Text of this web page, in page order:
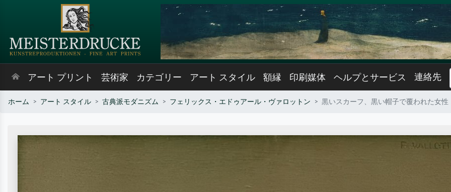
アート プリント 芸術家 カテゴリー アート スタイル 額縁 印刷媒体 ヘルプとサービス 連絡先
ホーム アート スタイル 古典派モダニズム フェリックス・エドゥアール・ヴァロットン 黒いスカーフ、黒い帽子で覆われた女性